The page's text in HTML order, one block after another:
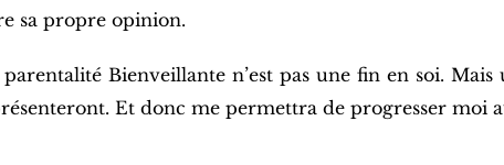
sa propre opinion.
Bienveillante n’est pas une fin en soi.
Et donc me permettra de progresser moi